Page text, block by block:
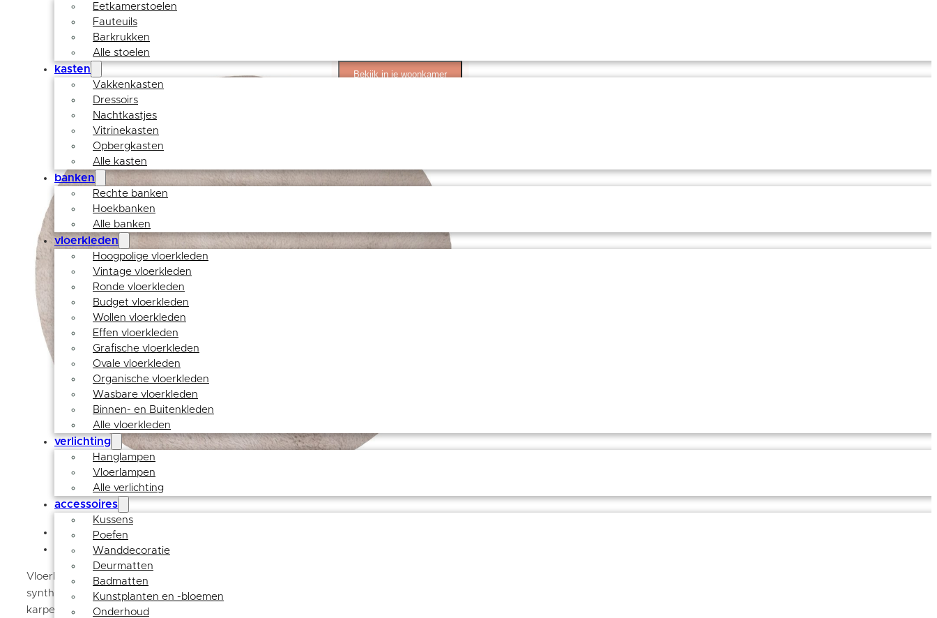
Eetkamerstoelen
Fauteuils
Barkrukken
Alle stoelen
kasten
Vakkenkasten
Dressoirs
Nachtkastjes
Vitrinekasten
Opbergkasten
Alle kasten
banken
Rechte banken
Hoekbanken
Alle banken
vloerkleden
Hoogpolige vloerkleden
Vintage vloerkleden
Ronde vloerkleden
Budget vloerkleden
Wollen vloerkleden
Effen vloerkleden
Grafische vloerkleden
Ovale vloerkleden
Organische vloerkleden
Wasbare vloerkleden
Binnen- en Buitenkleden
Alle vloerkleden
verlichting
Hanglampen
Vloerlampen
Alle verlichting
accessoires
Kussens
Poefen
Wanddecoratie
Deurmatten
Badmatten
Kunstplanten en -bloemen
Onderhoud
Bekijk in je woonkamer
Beschrijving
Extra informatie
Vloerkleed Morbido is een heerlijk zacht en fluffy vloerkleed. Het kleed is gemaakt van
synthetische materialen, waardoor het gemakkelijk te onderhouden is. Bovendien is het
karpet licht van gewicht en makkelijk te verplaatsen. De hoge pool van 5 cm zorgt voor